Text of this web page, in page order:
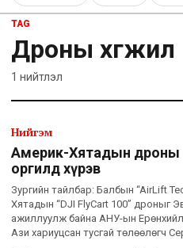
TAG
Дроны хөгжил
1 нийтлэл
Нийгэм
Америк-Хятадын дроны
оргилд хүрэв
Зургийн тайлбар: Балбын “AirLift
Хятадын “DJI FlyCart 100” дроныг
ажиллуулж байна АНУ-ын
Ази хариуцсан тусгай төлөөлөгч